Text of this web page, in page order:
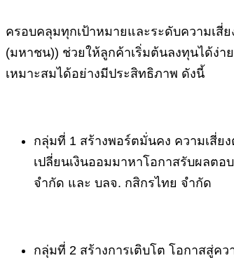
ครอบคลุมทุกเป้าหมายและระดับความเสี่
(มหาชน)) ช่วยให้ลูกค้าเริ่มต้นลงทุนได้ง่า
เหมาะสมได้อย่างมีประสิทธิภาพ ดังนี้
กลุ่มที่ 1 สร้างพอร์ตมั่นคง ความเสี่ย
เปลี่ยนเงินออมมาหาโอกาสรับผลต
จำกัด และ บลจ. กสิกรไทย จำกัด
กลุ่มที่ 2 สร้างการเติบโต โอกาสสู่ค